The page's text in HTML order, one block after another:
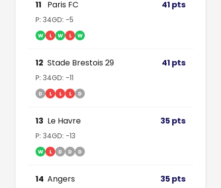
11 Paris FC 41 pts
P: 34GD: -5
W L W L W
12 Stade Brestois 29 41 pts
P: 34GD: -11
D L L L D
13 Le Havre 35 pts
P: 34GD: -13
W L D D D
14 Angers 35 pts